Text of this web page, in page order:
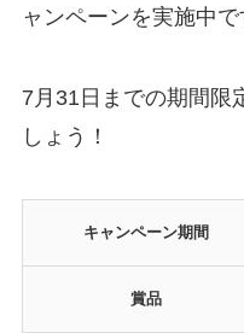
ャンペーンを実施中で
7月31日までの期間限
しょう！
キャンペーン期間
賞品